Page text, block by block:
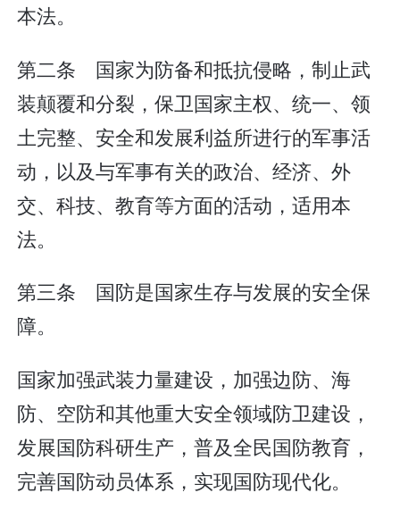
本法。
第二条 国家为防备和抵抗侵略，制止武
装颠覆和分裂，保卫国家主权、统一、领
土完整、安全和发展利益所进行的军事活
动，以及与军事有关的政治、经济、外
交、科技、教育等方面的活动，适用本
法。
第三条 国防是国家生存与发展的安全保
障。
国家加强武装力量建设，加强边防、海
防、空防和其他重大安全领域防卫建设，
发展国防科研生产，普及全民国防教育，
完善国防动员体系，实现国防现代化。